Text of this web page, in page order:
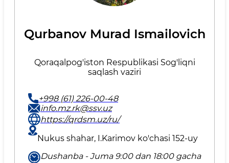
Qurbanov Murad Ismailovich
Qoraqalpog'iston Respublikasi Sog'liqni
saqlash vaziri
+998 (61) 226-00-48
info.mz.rk@ssv.uz
https://qrdsm.uz/ru/
Nukus shahar, I.Karimov ko'chasi 152-uy
Dushanba - Juma 9:00 dan 18:00 gacha